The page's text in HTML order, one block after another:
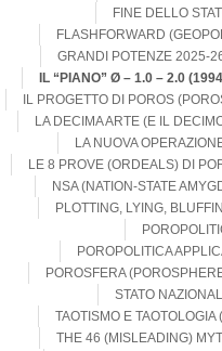
FINE DELLO
FLASHFORWARD
GRANDI POTENZE 2025-
IL “PIANO” Ø – 1.0 – 2.0
IL PROGETTO DI POROS
LA DECIMA ARTE (E IL
LA NUOVA
LE 8 PROVE (ORDEALS) DI
NSA (NATION-STATE
PLOTTING, LYING,
POROPOLITICA
POROSFERA
STATO
TAOTISMO E
THE 46 (MISLEADING)